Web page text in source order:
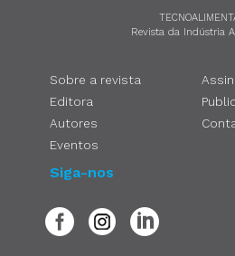
Revista da Indústria
Sobre a revista
Editora
Autores
Eventos
Siga-nos